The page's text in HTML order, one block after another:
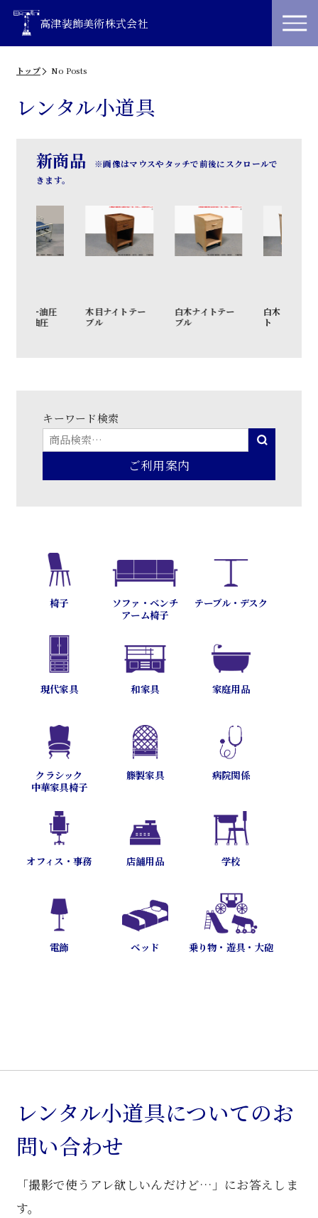
高津装飾美術株式会社
トップ No Posts
レンタル小道具
新商品※画像はマウスやタッチで前後にスクロールで
きます。
木目ナイトテー
ブル
白木ナイトテー
白木キャビネッ
キーワード検索
ご利用案内
椅子
ソファ・ベンチ
アーム椅子
テーブル・デスク
現代家具 和家具 家庭用品
クラシック
中華家具椅子
籐製家具 病院関係
オフィス・事務 店舗用品 学校
電飾 ベッド 乗り物・遊具・大砲
レンタル小道具についてのお
問い合わせ
「撮影で使うアレ欲しいんだけど…」にお答えしま
す。